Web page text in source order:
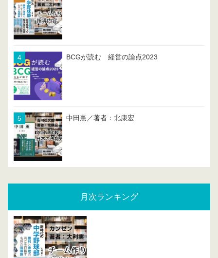
BCGが読む 経営の論点2023
中田薫／著者：北康宏
月次ランキング